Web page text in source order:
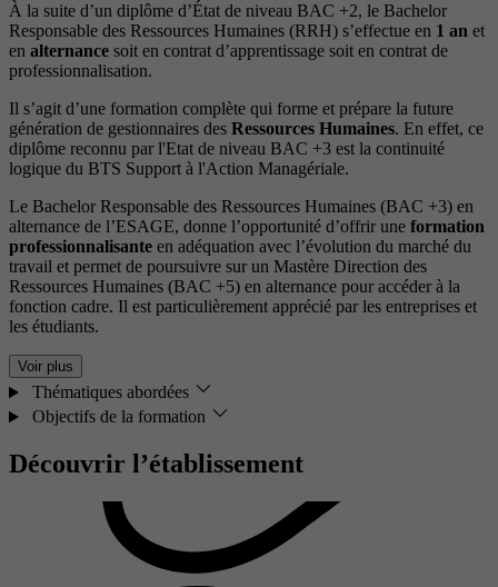
À la suite d’un diplôme d’État de niveau BAC +2, le Bachelor
Responsable des Ressources Humaines (RRH) s’effectue en 1 an et
en alternance soit en contrat d’apprentissage soit en contrat de
professionnalisation.
Il s’agit d’une formation complète qui forme et prépare la future
génération de gestionnaires des Ressources Humaines. En effet, ce
diplôme reconnu par l'Etat de niveau BAC +3 est la continuité
logique du BTS Support à l'Action Managériale.
Le Bachelor Responsable des Ressources Humaines (BAC +3) en
alternance de l’ESAGE, donne l’opportunité d’offrir une formation
professionnalisante en adéquation avec l’évolution du marché du
travail et permet de poursuivre sur un Mastère Direction des
Ressources Humaines (BAC +5) en alternance pour accéder à la
fonction cadre. Il est particulièrement apprécié par les entreprises et
les étudiants.
Voir plus
Thématiques abordées
Objectifs de la formation
Découvrir l’établissement